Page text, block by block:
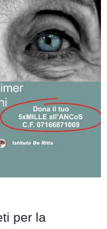
per la